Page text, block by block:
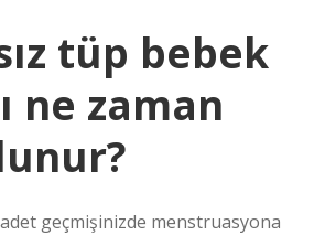
tüp bebek
ne zaman
adet geçmişinizde menstruasyona